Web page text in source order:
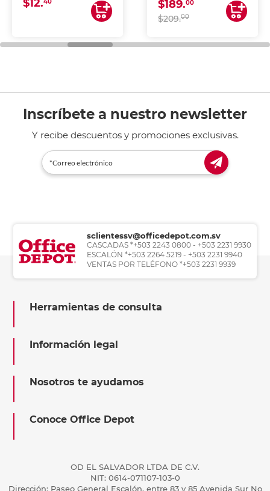
$12. $189.00
$209.00
Inscríbete a nuestro newsletter
Y recibe descuentos y promociones exclusivas.
sclientessv@officedepot.com.sv
CASCADAS *+503 2243 0800 - +503 2231 9930
ESCALÓN *+503 2264 5219 - +503 2231 9940
VENTAS POR TELÉFONO *+503 2231 9939
Herramientas de consulta
Información legal
Nosotros te ayudamos
Conoce Office Depot
OD EL SALVADOR LTDA DE C.V.
NIT: 0614-071107-103-0
Dirección: Paseo General Escalón, entre 83 y 85 Avenida Sur No